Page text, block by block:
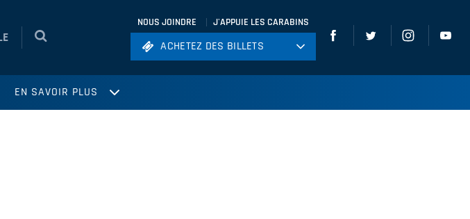
NOUS JOINDRE J'APPUIE LES CARABINS
ACHETEZ DES BILLETS
ACHETEZ DES BILLETS
EN SAVOIR PLUS